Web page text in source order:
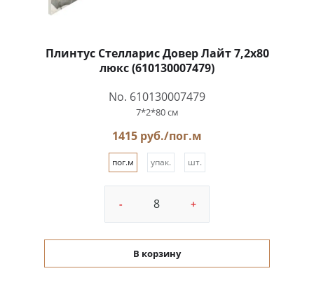
Плинтус Стелларис Довер Лайт 7,2x80
люкс (610130007479)
No. 610130007479
7*2*80 см
1415 руб./пог.м
пог.м упак. шт.
- +
В корзину